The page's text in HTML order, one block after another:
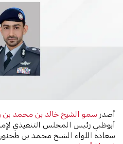
أصدر سمو الشيخ خالد بن محمد بن
أبوظبي رئيس المجلس التنفيذي
سعادة اللواء الشيخ محمد بن